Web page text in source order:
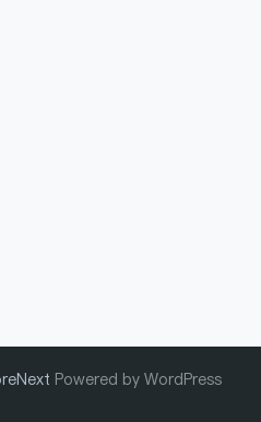
Powered by WordPress